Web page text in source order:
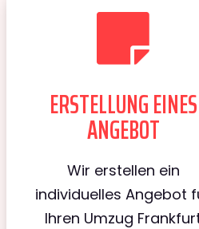
ERSTELLUNG EINES
ANGEBOT
Wir erstellen ein
individuelles Angebot
Ihren Umzug